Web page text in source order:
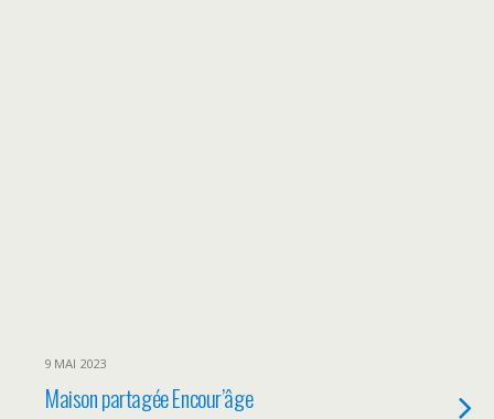
9 MAI 2023
Maison partagée Encour’âge